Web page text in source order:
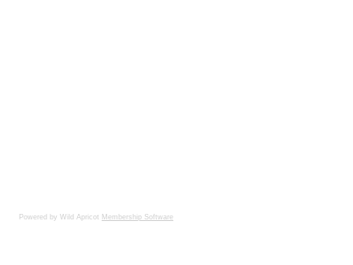
Powered by Wild Apricot Membership Software